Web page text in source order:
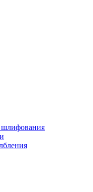
шлифования